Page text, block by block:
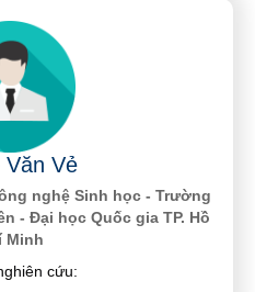
Văn Vẻ
nghệ Sinh học - Trường
- Đại học Quốc gia TP. Hồ
Minh
cứu: